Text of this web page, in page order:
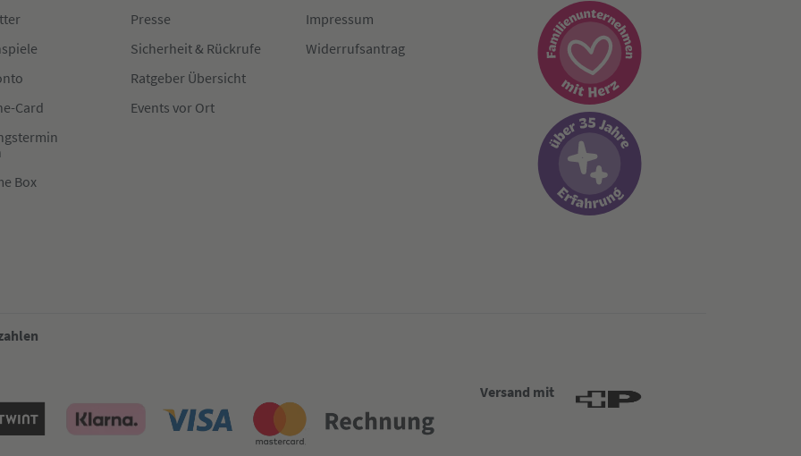
Card
Box
Presse
Sicherheit & Rückrufe
Ratgeber Übersicht
Events vor Ort
Impressum
Widerrufsantrag
Versand mit